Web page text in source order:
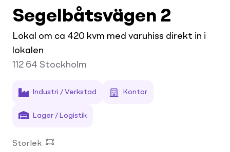
Segelbåtsvägen 2
Lokal om ca 420 kvm med varuhiss direkt in i
lokalen
112 64 Stockholm
Industri / Verkstad Kontor
Lager / Logistik
Storlek